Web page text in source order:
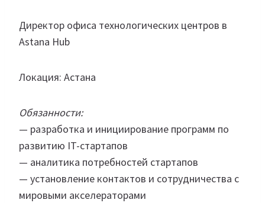
Директор офиса технологических центров в
Astana Hub
Локация: Астана
Обязанности:
— разработка и инициирование программ по
развитию IT-стартапов
— аналитика потребностей стартапов
— установление контактов и сотрудничества с
мировыми акселераторами